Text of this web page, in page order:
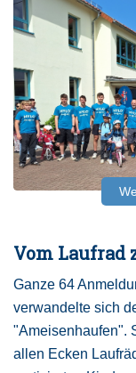
Vom Laufrad
Ganze 64
verwandelte sich
"Ameisenhaufen".
allen Ecken